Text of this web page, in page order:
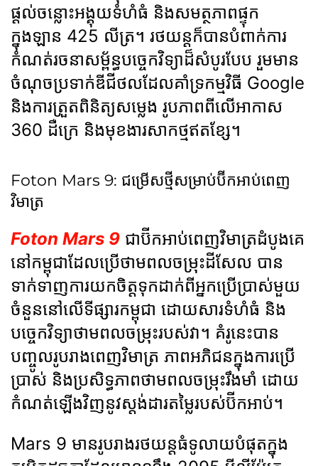
ផ្ដល់ចន្លោះអង្គុយទំហំធំ និងសមត្ថភាពផ្ទុក
ក្នុងឡាន 425 លីត្រ។ រថយន្តក៏បានបំពាក់ការ
កំណត់រចនាសម្ព័ន្ធបច្ចេកវិទ្យាដ៏សំបូរបែប រួមមាន
ចំណុចប្រទាក់ឌីជីថលដែលគាំទ្រកម្មវិធី Google
និងការត្រួតពិនិត្យសម្លេង រូបភាពពីលើអាកាស
360 ដឺក្រេ និងមុខងារសាកថ្មឥតខ្សែ។
Foton Mars 9: ជម្រើសថ្មីសម្រាប់ប៊ីកអាប់ពេញ
វិមាត្រ
Foton Mars 9 ជាប៊ីកអាប់ពេញវិមាត្រដំបូងគេ
នៅកម្ពុជាដែលប្រើថាមពលចម្រុះដីសែល បាន
ទាក់ទាញការយកចិត្តទុកដាក់ពីអ្នកប្រើប្រាស់មួយ
ចំនួននៅលើទីផ្សារកម្ពុជា ដោយសារទំហំធំ និង
បច្ចេកវិទ្យាថាមពលចម្រុះរបស់វា។ គំរូនេះបាន
បញ្ចូលរូបរាងពេញវិមាត្រ ភាពអភិជនក្នុងការប្រើ
ប្រាស់ និងប្រសិទ្ធភាពថាមពលចម្រុះរឹងមាំ ដោយ
កំណត់ឡើងវិញនូវស្តង់ដារតម្លៃរបស់ប៊ីកអាប់។
Mars 9 មានរូបរាងរថយន្តធំទូលាយបំផុតក្នុង